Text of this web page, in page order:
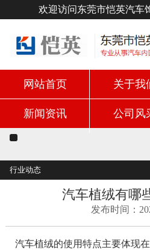
欢迎访问东莞市恺英汽车
网站首页 关于我
新闻资讯 公司风
行业动态
汽车植绒有哪
发布时间：
汽车植绒的使用特点主要体现